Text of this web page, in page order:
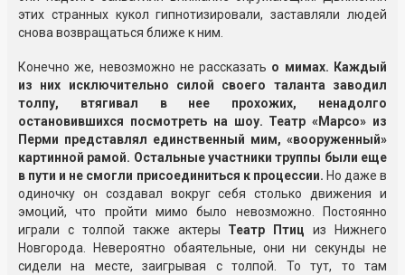
этих странных кукол гипнотизировали, заставляли людей
снова возвращаться ближе к ним.
Конечно же, невозможно не рассказать о мимах. Каждый
из них исключительно силой своего таланта заводил
толпу, втягивал в нее прохожих, ненадолго
остановившихся посмотреть на шоу. Театр «Марсо» из
Перми представлял единственный мим, «вооруженный»
картинной рамой. Остальные участники труппы были еще
в пути и не смогли присоединиться к процессии. Но даже в
одиночку он создавал вокруг себя столько движения и
эмоций, что пройти мимо было невозможно. Постоянно
играли с толпой также актеры Театр Птициз Нижнего
Новгорода. Невероятно обаятельные, они ни секунды не
сидели на месте, заигрывая с толпой. То тут, то там